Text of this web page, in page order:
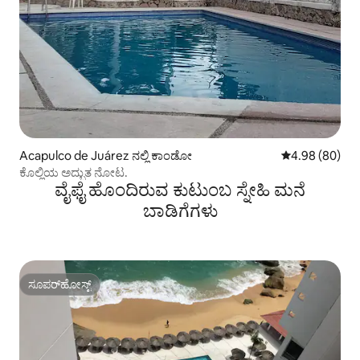
Acapulco de Juárez ನಲ್ಲಿ ಕಾಂಡೋ 5 ರಲ್ಲಿ 4.98
4.98 (80)
ಕೊಲ್ಲಿಯ ಅದ್ಭುತ ನೋಟ.
ವೈಫೈ ಹೊಂದಿರುವ ಕುಟುಂಬ ಸ್ನೇಹಿ ಮನೆ
ಬಾಡಿಗೆಗಳು
ಸೂಪರ್‌ಹೋಸ್ಟ್
ಸೂಪರ್‌ಹೋಸ್ಟ್